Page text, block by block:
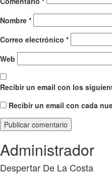
Nombre *
Correo electrónico *
Web
Recibir un email con los
Recibir un email con cada
Administrador
Despertar De La Costa